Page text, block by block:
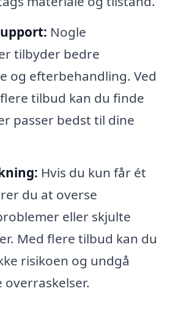
Nogle
tilbyder bedre
og efterbehandling. Ved
tilbud kan du finde
passer bedst til dine
Hvis du kun får ét
du at overse
eller skjulte
Med flere tilbud kan du
risikoen og undgå